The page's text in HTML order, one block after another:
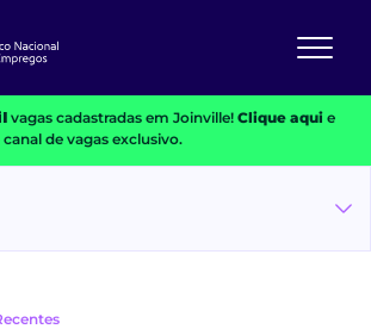
vagas cadastradas em Joinville! Clique aquie
de vagas exclusivo.